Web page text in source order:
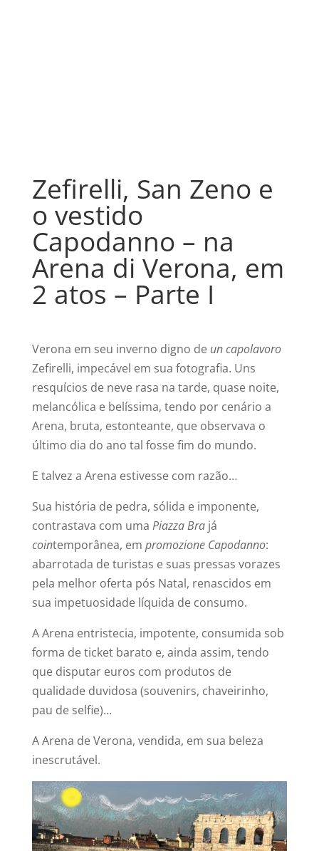
Zefirelli, San Zeno e
o vestido
Capodanno – na
Arena di Verona, em
2 atos – Parte I
Verona em seu inverno digno de un capolavoro
Zefirelli, impecável em sua fotografia. Uns
resquícios de neve rasa na tarde, quase noite,
melancólica e belíssima, tendo por cenário a
Arena, bruta, estonteante, que observava o
último dia do ano tal fosse fim do mundo.
E talvez a Arena estivesse com razão…
Sua história de pedra, sólida e imponente,
contrastava com uma Piazza Brajá
cointemporânea, em promozione Capodanno:
abarrotada de turistas e suas pressas vorazes
pela melhor oferta pós Natal, renascidos em
sua impetuosidade líquida de consumo.
A Arena entristecia, impotente, consumida sob
forma de ticket barato e, ainda assim, tendo
que disputar euros com produtos de
qualidade duvidosa (souvenirs, chaveirinho,
pau de selfie)…
A Arena de Verona, vendida, em sua beleza
inescrutável.